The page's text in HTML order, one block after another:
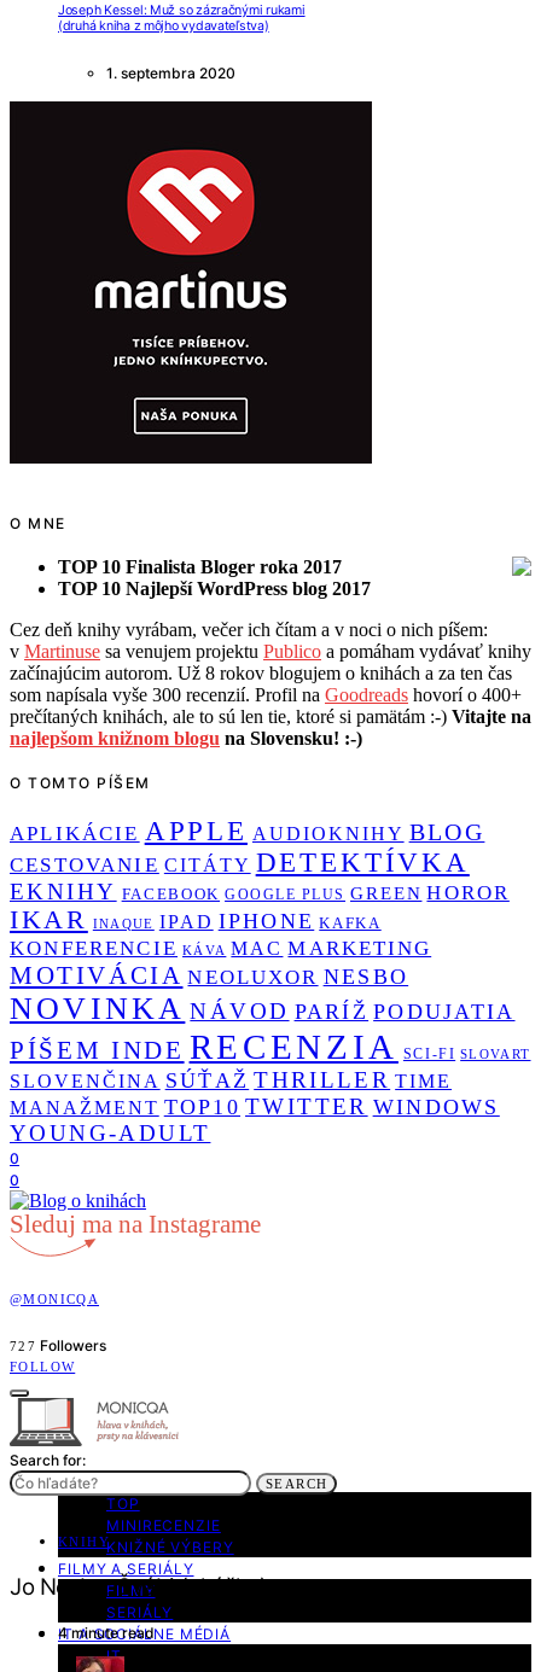
Joseph Kessel: Muž so zázračnými rukami
(druhá kniha z môjho vydavateľstva)
1. septembra 2020
O MNE
TOP 10 Finalista Bloger roka 2017
TOP 10 Najlepší WordPress blog 2017
Cez deň knihy vyrábam, večer ich čítam a v noci o nich píšem:
v Martinuse sa venujem projektu Publico a pomáham vydávať knihy
začínajúcim autorom. Už 8 rokov blogujem o knihách a za ten čas
som napísala vyše 300 recenzií. Profil na Goodreads hovorí o 400+
prečítaných knihách, ale to sú len tie, ktoré si pamätám :-) Vitajte na
najlepšom knižnom blogu na Slovensku! :-)
O TOMTO PÍŠEM
APLIKÁCIE APPLE AUDIOKNIHY BLOG
CESTOVANIE CITÁTY DETEKTÍVKA
EKNIHY FACEBOOK GOOGLE PLUS GREEN HOROR
IKAR INAQUE IPAD IPHONE KAFKA
KONFERENCIE KÁVA MAC MARKETING
MOTIVÁCIA NEOLUXOR NESBO
NOVINKA NÁVOD PARÍŽ PODUJATIA
PÍŠEM INDE RECENZIA SCI-FI SLOVART
SLOVENČINA SÚŤAŽ THRILLER TIME
MANAŽMENT TOP10 TWITTER WINDOWS
YOUNG-ADULT
0
0
Sleduj ma na Instagrame
@MONICQA
727 Followers
FOLLOW
KNIHY
TOP
MINIRECENZIE
KNIŽNÉ VÝBERY
FILMY A SERIÁLY
FILMY
SERIÁLY
IT A SOCIÁLNE MÉDIÁ
IT
Search for:
SEARCH
KNIHY
Jo Nesbo: Švábi (ukážka)
4 minute read